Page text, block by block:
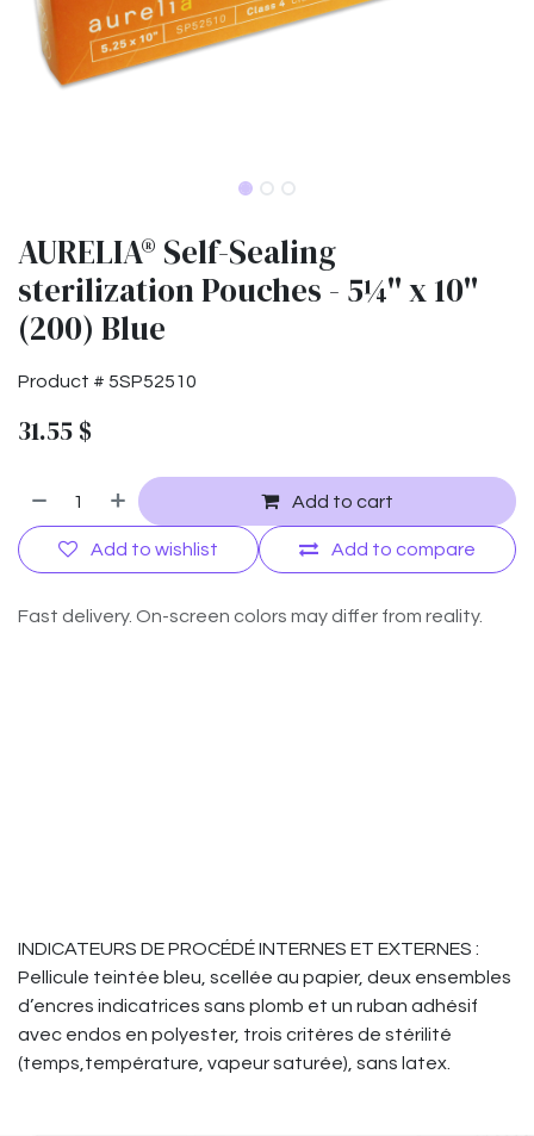
AURELIA® Self-Sealing
sterilization Pouches - 5¼'' x 10''
(200) Blue
Product # 5SP52510
31.55 $
Add to cart
Add to compare
Add to wishlist
Fast delivery. On-screen colors may differ from reality.
INDICATEURS DE PROCÉDÉ INTERNES ET EXTERNES :
Pellicule teintée bleu, scellée au papier, deux ensembles
d’encres indicatrices sans plomb et un ruban adhésif
avec endos en polyester, trois critères de stérilité
(temps,température, vapeur saturée), sans latex.